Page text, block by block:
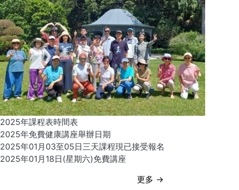
2025年課程表時間表
2025年免費健康講座舉辦日期
2025年01月03至05日三天課程現已接受報名
2025年01月18日(星期六)免費講座
更多 →